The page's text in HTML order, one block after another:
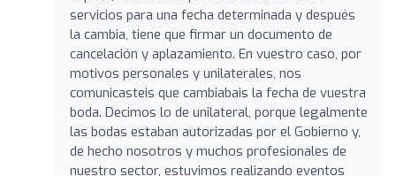
servicios para una fecha determinada y después
la cambia, tiene que firmar un documento de
cancelación y aplazamiento. En vuestro caso, por
motivos personales y unilaterales, nos
comunicasteis que cambiabais la fecha de vuestra
boda. Decimos lo de unilateral, porque legalmente
las bodas estaban autorizadas por el Gobierno y,
de hecho nosotros y muchos profesionales de
nuestro sector, estuvimos realizando eventos